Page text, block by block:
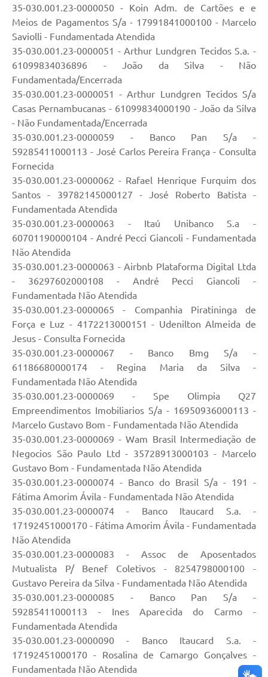
35-030.001.23-0000050 - Koin Adm. de Cartões e e
Meios de Pagamentos S/a - 17991841000100 - Marcelo
Saviolli - Fundamentada Atendida
35-030.001.23-0000051 - Arthur Lundgren Tecidos S.a. -
61099834036896 - João da Silva - Não
Fundamentada/Encerrada
35-030.001.23-0000051 - Arthur Lundgren Tecidos S/a
Casas Pernambucanas - 61099834000190 - João da Silva
- Não Fundamentada/Encerrada
35-030.001.23-0000059 - Banco Pan S/a -
59285411000113 - José Carlos Pereira França - Consulta
Fornecida
35-030.001.23-0000062 - Rafael Henrique Furquim dos
Santos - 39782145000127 - José Roberto Batista -
Fundamentada Atendida
35-030.001.23-0000063 - Itaú Unibanco S.a -
60701190000104 - André Pecci Giancoli - Fundamentada
Não Atendida
35-030.001.23-0000063 - Airbnb Plataforma Digital Ltda
- 36297602000108 - André Pecci Giancoli -
Fundamentada Não Atendida
35-030.001.23-0000065 - Companhia Piratininga de
Força e Luz - 4172213000151 - Udenilton Almeida de
Jesus - Consulta Fornecida
35-030.001.23-0000067 - Banco Bmg S/a -
61186680000174 - Regina Maria da Silva -
Fundamentada Não Atendida
35-030.001.23-0000069 - Spe Olimpia Q27
Empreendimentos Imobiliarios S/a - 16950936000113 -
Marcelo Gustavo Bom - Fundamentada Não Atendida
35-030.001.23-0000069 - Wam Brasil Intermediação de
Negocios São Paulo Ltd - 35728913000103 - Marcelo
Gustavo Bom - Fundamentada Não Atendida
35-030.001.23-0000074 - Banco do Brasil S/a - 191 -
Fátima Amorim Ávila - Fundamentada Não Atendida
35-030.001.23-0000074 - Banco Itaucard S.a. -
17192451000170 - Fátima Amorim Ávila - Fundamentada
Não Atendida
35-030.001.23-0000083 - Assoc de Aposentados
Mutualista P/ Benef Coletivos - 8254798000100 -
Gustavo Pereira da Silva - Fundamentada Não Atendida
35-030.001.23-0000085 - Banco Pan S/a -
59285411000113 - Ines Aparecida do Carmo -
Fundamentada Atendida
35-030.001.23-0000090 - Banco Itaucard S.a. -
17192451000170 - Rosalina de Camargo Gonçalves -
Fundamentada Não Atendida